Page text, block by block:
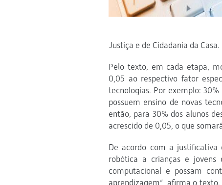
Justiça e de Cidadania da Casa.
Pelo texto, em cada etapa,
0,05 ao respectivo fator
tecnologias. Por exemplo:
possuem ensino de novas
então, para 30% dos alunos
acrescido de 0,05, o que
De acordo com a
robótica a crianças e jovens
computacional e possam
aprendizagem”, afirma o